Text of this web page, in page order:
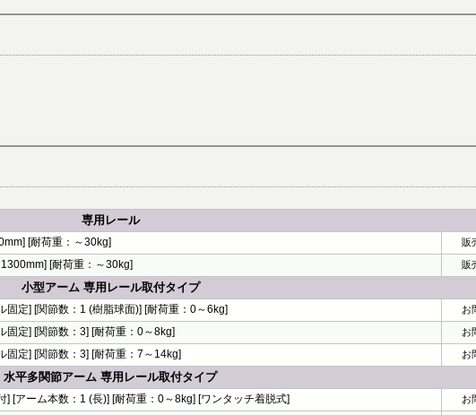
専用レール
[耐荷重：～30kg] 販
[耐荷重：～30kg] 販
小型アーム 専用レール取付タイプ
固定] [関節数：1 (樹脂球面)] [耐荷重：0～6kg] お
固定] [関節数：3] [耐荷重：0～8kg] お
固定] [関節数：3] [耐荷重：7～14kg] お
水平多関節アーム 専用レール取付タイプ
] [アーム本数：1 (長)] [耐荷重：0～8kg] [ワンタッチ着脱式] お